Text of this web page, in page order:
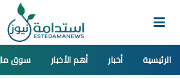
الرئيسية أخبار أهم الأخبار سوق